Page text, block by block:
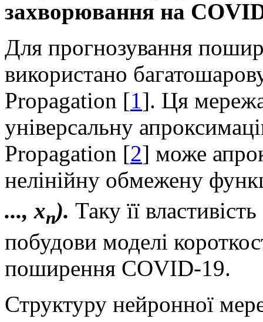
захворювання на
Для прогнозування
використано
Propagation [1 ]. Ця
універсальну
Propagation [2] може
нелінійну обмежену
..., xn). Таку її
побудови моделі
поширення COVID-19.
Структуру нейронної